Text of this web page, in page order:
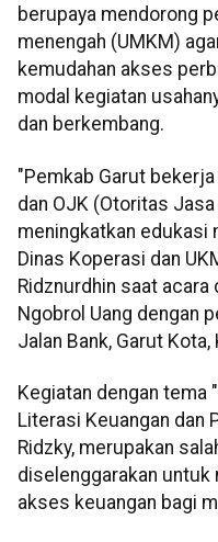
berupaya mendorong
menengah (UMKM)
kemudahan akses
modal kegiatan
dan berkembang.
"Pemkab Garut
dan OJK (Otoritas
meningkatkan edukasi
Dinas Koperasi dan
Ridznurdhin saat
Ngobrol Uang dengan
Jalan Bank, Garut Kota,
Kegiatan dengan tema
Literasi Keuangan dan
Ridzky, merupakan
diselenggarakan
akses keuangan bagi